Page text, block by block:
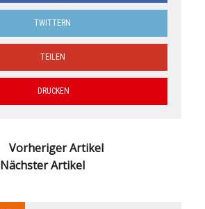
TWITTERN
TEILEN
DRUCKEN
Vorheriger Artikel
Nächster Artikel